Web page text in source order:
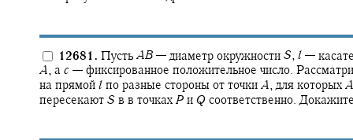
12681. Пусть AB —диаметр окружности S, l —
A, а c — фиксированное положительное число.
на прямой l по разные стороны от точки A,для которых A
пересекают S в в точках P и Q соответственно.